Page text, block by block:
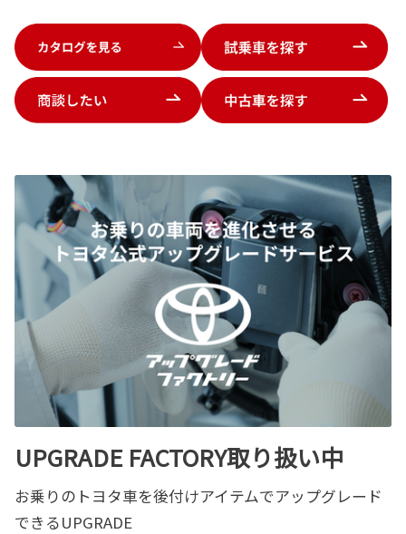
UPGRADE FACTORY取り扱い中
お乗りのトヨタ車を後付けアイテムでアップグレード
できるUPGRADE